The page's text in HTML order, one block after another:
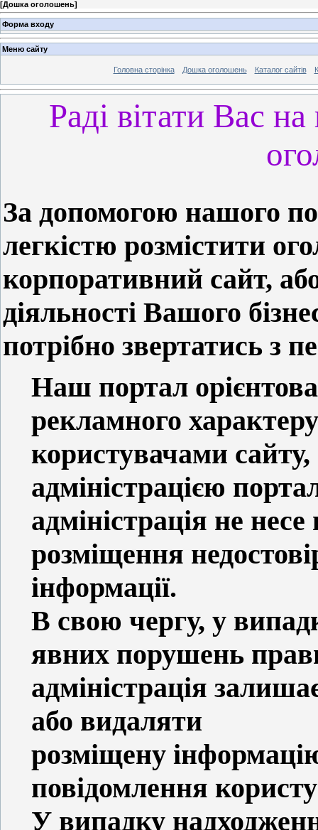
[Дошка оголошень]
Форма входу
Меню сайту
Головна сторінка Дошка оголошень Каталог сайтів
Раді вітати Вас
За допомогою нашого
легкістю розмістити
корпоративний сайт,
діяльності Вашого
потрібно звертатись з
Наш портал
рекламного
користувачами сайту,
адміністрацією
адміністрація не несе
розміщення
інформації.
В свою чергу, у
явних порушень
адміністрація
або видаляти
розміщену
повідомлення
У випадку